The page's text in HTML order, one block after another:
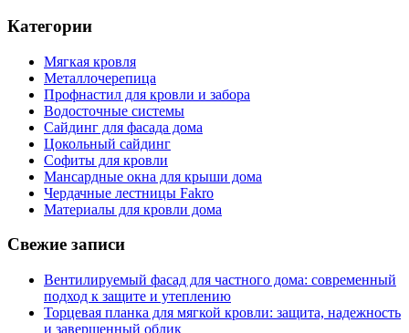
Категории
Мягкая кровля
Металлочерепица
Профнастил для кровли и забора
Водосточные системы
Сайдинг для фасада дома
Цокольный сайдинг
Софиты для кровли
Мансардные окна для крыши дома
Чердачные лестницы Fakro
Материалы для кровли дома
Свежие записи
Вентилируемый фасад для частного дома: современный
подход к защите и утеплению
Торцевая планка для мягкой кровли: защита, надежность
и завершенный облик